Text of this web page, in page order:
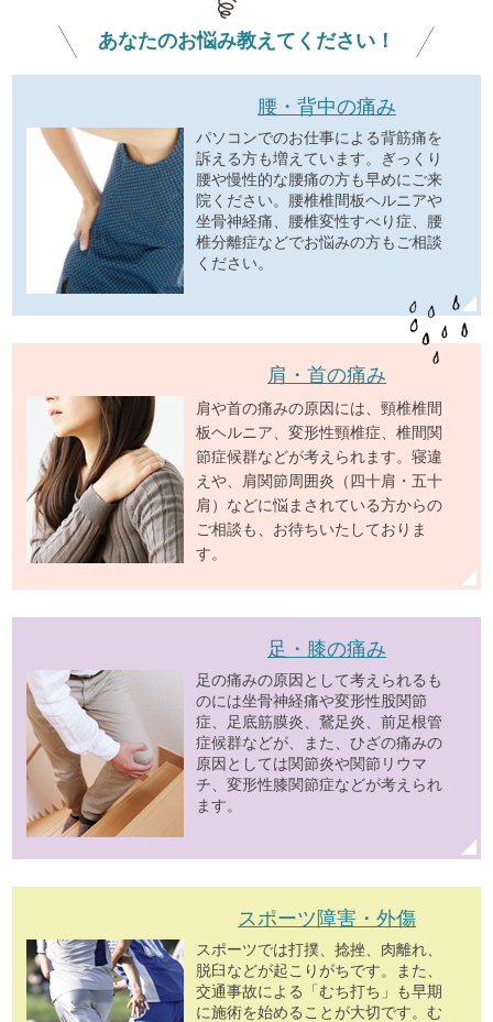
あなたのお悩み教えてください！
腰・背中の痛み
パソコンでのお仕事による背筋痛を
訴える方も増えています。ぎっくり
腰や慢性的な腰痛の方も早めにご来
院ください。腰椎椎間板ヘルニアや
坐骨神経痛、腰椎変性すべり症、腰
椎分離症などでお悩みの方もご相談
ください。
肩・首の痛み
肩や首の痛みの原因には、頸椎椎間
板ヘルニア、変形性頸椎症、椎間関
節症候群などが考えられます。寝違
えや、肩関節周囲炎（四十肩・五十
肩）などに悩まされている方からの
ご相談も、お待ちいたしておりま
す。
足・膝の痛み
足の痛みの原因として考えられるも
のには坐骨神経痛や変形性股関節
症、足底筋膜炎、鵞足炎、前足根管
症候群などが、また、ひざの痛みの
原因としては関節炎や関節リウマ
チ、変形性膝関節症などが考えられ
ます。
スポーツ障害・外傷
スポーツでは打撲、捻挫、肉離れ、
脱臼などが起こりがちです。また、
交通事故による「むち打ち」も早期
に施術を始めることが大切です。む